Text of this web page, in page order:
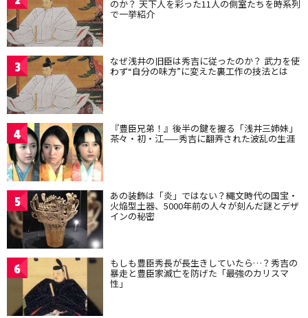
のか？ 天下人を彩った11人の側室たちを時系列
で一挙紹介
3 なぜ浅井の旧臣は秀吉に従ったのか？ 武力を使
わず“自分の味方”に変えた裏工作の技法とは
4 『豊臣兄弟！』後半の鍵を握る「浅井三姉妹」
茶々・初・江——秀吉に翻弄された波乱の生涯
5 あの装飾は「炎」ではない？縄文時代の国宝・
火焔型土器、5000年前の人々が刻んだ謎とデザ
インの秘密
6 もしも豊臣秀長が長生きしていたら…？秀吉の
暴走と豊臣家滅亡を防げた「最強のカリスマ
性」